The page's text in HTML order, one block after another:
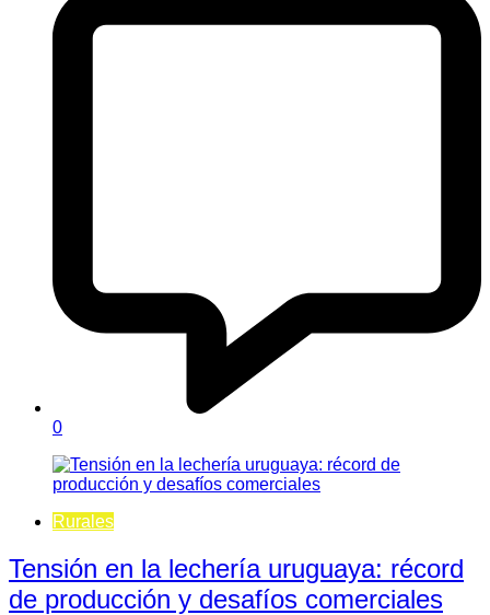
0
Rurales
Tensión en la lechería uruguaya: récord
de producción y desafíos comerciales